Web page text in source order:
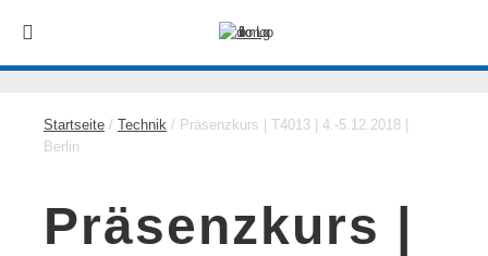
Startseite / Technik / Präsenzkurs | T4013 | 4.-5.12.2018 |
Berlin
Präsenzkurs |